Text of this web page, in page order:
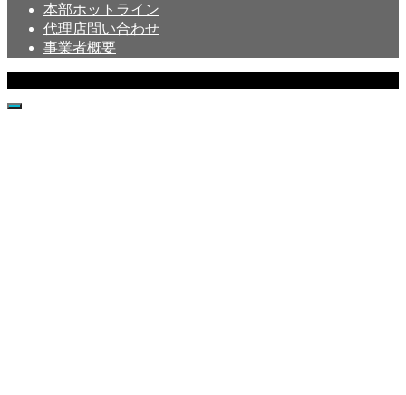
本部ホットライン
代理店問い合わせ
事業者概要